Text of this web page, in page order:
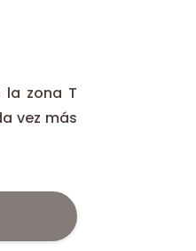
la zona T
vez más